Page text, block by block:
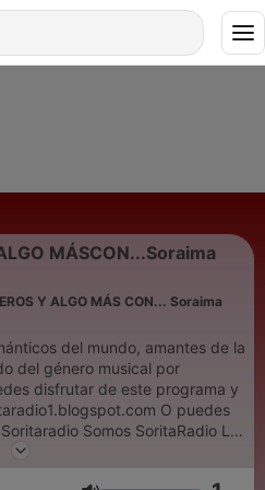
MÁSCON...Soraima
Y ALGO MÁS CON... Soraima
del mundo, amantes de la
del género musical por
Somos SoritaRadio La
Te invito para que